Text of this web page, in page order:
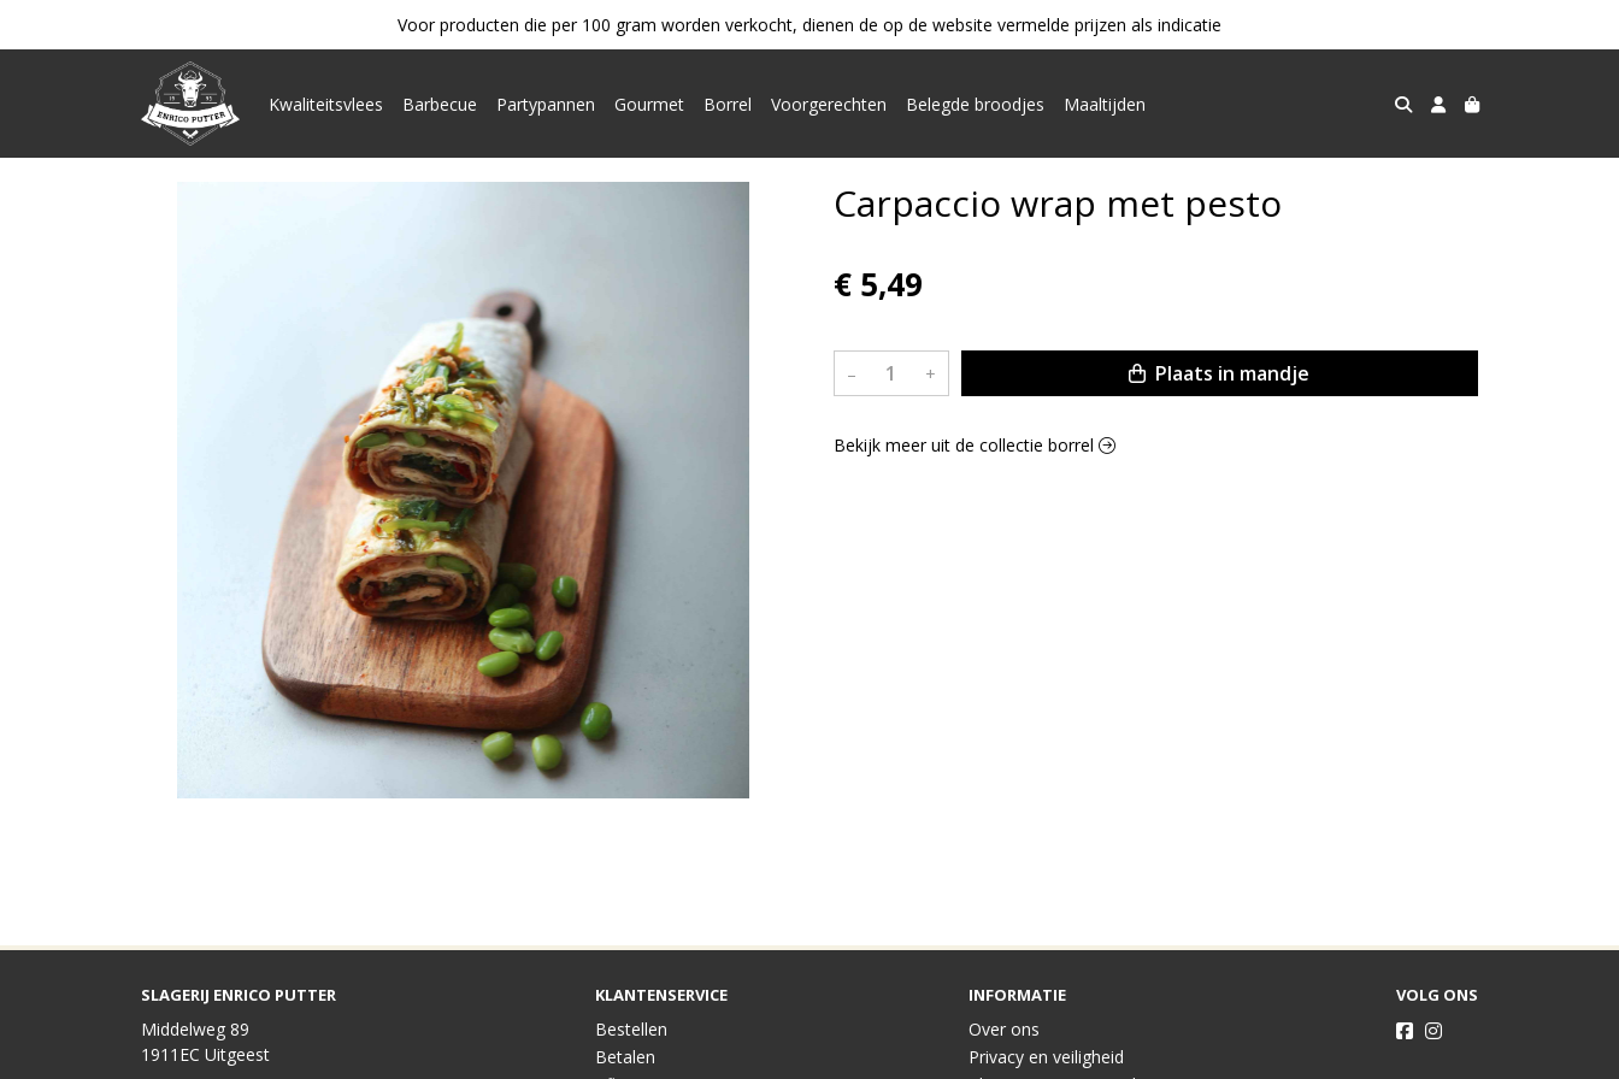
Voor producten die per 100 gram worden verkocht, dienen de op de website vermelde prijzen als indicatie
Kwaliteitsvlees Barbecue Partypannen Gourmet Borrel Voorgerechten Belegde broodjes Maaltijden
Carpaccio wrap met pesto
€ 5,49
– + Plaats in mandje
Bekijk meer uit de collectie borrel
SLAGERIJ ENRICO PUTTER
Middelweg 89
1911EC Uitgeest
KLANTENSERVICE
Bestellen
Betalen
INFORMATIE
Over ons
Privacy en veiligheid
VOLG ONS